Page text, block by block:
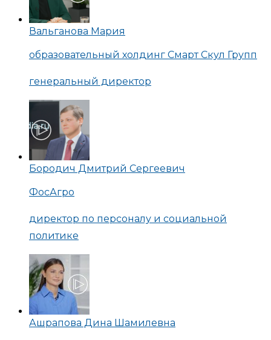
Вальганова Мария
образовательный холдинг Смарт Скул Групп
генеральный директор
Бородич Дмитрий Сергеевич
ФосАгро
директор по персоналу и социальной
политике
Ашрапова Дина Шамилевна